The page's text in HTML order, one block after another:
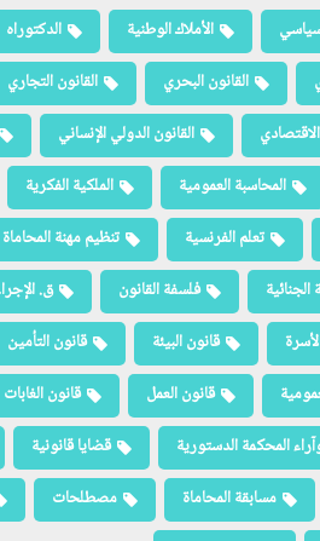
الأملاك الوطنية الدكتوراه
القانون البحري القانون التجاري
القانون الدولي الإنساني
المحاسبة العمومية الملكية الفكرية
تعلم الفرنسية تنظيم مهنة المحاماة
فلسفة القانون ق.
قانون البيئة قانون التأمين
قانون العمل قانون الغابات
المحكمة الدستورية قضايا قانونية
مسابقة المحاماة مصطلحات